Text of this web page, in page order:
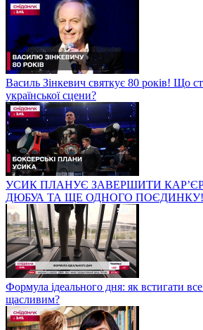
Василь Зінкевич святкує 80 років! Що
української сцени?
УСИК ПЛАНУЄ ЗАВЕРШИТИ
ДЮБУА ТА ЩЕ ОДНОГО ПОЄДИНКУ!
Формула ідеального дня: як встигати
щасливим?